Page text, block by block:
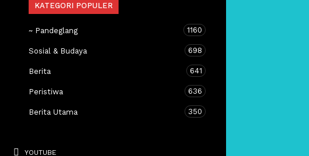
KATEGORI POPULER
~ Pandeglang 1160
Sosial & Budaya 698
Berita 641
Peristiwa 636
Berita Utama 350
YOUTUBE